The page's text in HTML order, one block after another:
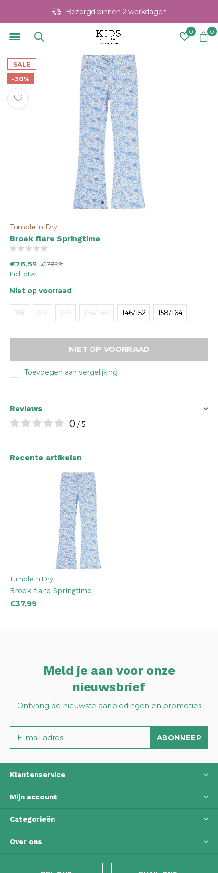
0 0
Bezorgd binnen 2 werkdagen
SALE
-30%
Tumble 'n Dry
Broek flare Springtime
€26,59 €37,99
Incl. btw
Niet op voorraad
116 122 128 134/140 146/152 158/164
NIET OP VOORRAAD
Toevoegen aan vergelijking
Reviews
0 / 5
Recente artikelen
Tumble 'n Dry
Broek flare Springtime
€37,99
Meld je aan voor onze
nieuwsbrief
Ontvang de nieuwste aanbiedingen en promoties
ABONNEER
Klantenservice
Mijn account
Categorieën
Over ons